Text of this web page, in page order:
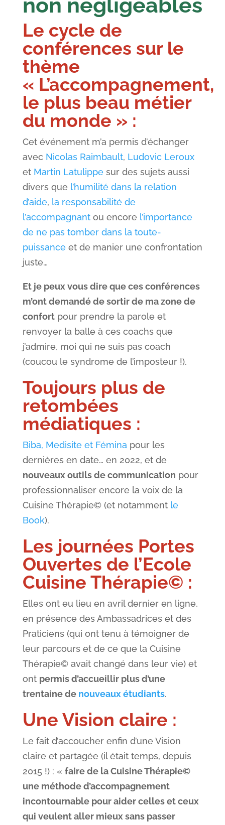
Le cycle de
conférences sur le
thème
« L’accompagnement,
le plus beau métier
du monde » :
Cet événement m’a permis d’échanger
avec Nicolas Raimbault, Ludovic Leroux
et Martin Latulippesur des sujets aussi
divers que l’humilité dans la relation
d’aide, la responsabilité de
l’accompagnantou encore l’importance
de ne pas tomber dans la toute-
puissanceet de manier une confrontation
juste…
Et je peux vous dire que ces conférences
m’ont demandé de sortir de ma zone de
confortpour prendre la parole et
renvoyer la balle à ces coachs que
j’admire, moi qui ne suis pas coach
(coucou le syndrome de l’imposteur !).
Toujours plus de
retombées
médiatiques :
Biba, Medisite et Fémina pour les
dernières en date… en 2022, et de
nouveaux outils de communication pour
professionnaliser encore la voix de la
Cuisine Thérapie© (et notamment le
Book).
Les journées Portes
Ouvertes de l’Ecole
Cuisine Thérapie© :
Elles ont eu lieu en avril dernier en ligne,
en présence des Ambassadrices et des
Praticiens (qui ont tenu à témoigner de
leur parcours et de ce que la Cuisine
Thérapie© avait changé dans leur vie) et
ont permis d’accueillir plus d’une
trentaine de nouveaux étudiants.
Une Vision claire :
Le fait d’accoucher enfin d’une Vision
claire et partagée (il était temps, depuis
2015 !) : « faire de la Cuisine Thérapie©
une méthode d’accompagnement
incontournable pour aider celles et ceux
qui veulent aller mieux sans passer